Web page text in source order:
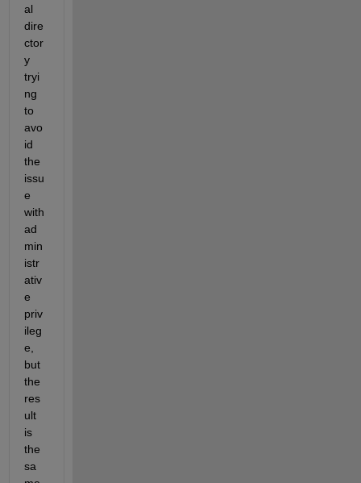
al
dire
ctor
y
tryi
ng
to
avo
id
the
issu
e
with
ad
min
istr
ativ
e
priv
ileg
e,
but
the
res
ult
is
the
sa